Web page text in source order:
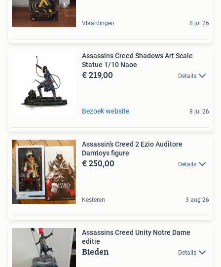
Vlaardingen 8 jul 26
Assassins Creed Shadows Art Scale
Statue 1/10 Naoe
€ 219,00 Details
Bezoek website 8 jul 26
Assassin’s Creed 2 Ezio Auditore
Damtoys figure
€ 250,00 Details
Kesteren 3 aug 26
Assassins Creed Unity Notre Dame
editie
Bieden Details